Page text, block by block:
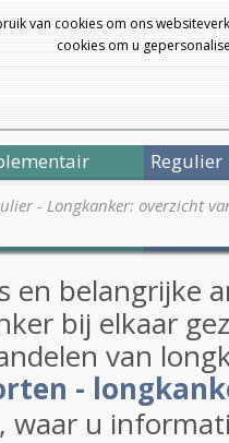
van cookies om ons
cookies om u
Regulier
- Longkanker: overzicht
en belangrijke
bij elkaar
van
-
, waar u